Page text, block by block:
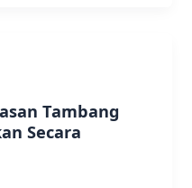
Tambang
Secara